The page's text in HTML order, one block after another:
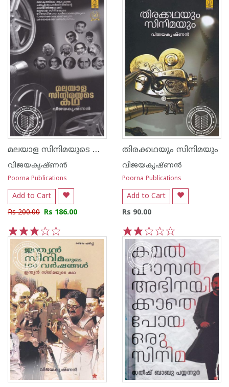
മലയാള സിനിമയുടെ കഥ
വിജയകൃഷ്ണന്‍
Poorna Publications
Add to Cart
Rs 200.00 Rs 186.00
5
4
3
2
1
തിരക്കഥയും സിനിമയും
വിജയകൃഷ്ണന്‍
Poorna Publications
Add to Cart
Rs 90.00
5
4
3
2
1